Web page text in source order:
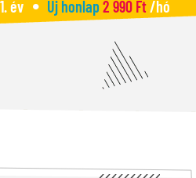
év Új honlap 2 990 Ft/hó